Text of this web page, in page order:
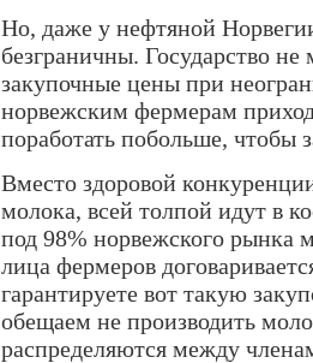
Но, даже у нефтяной
безграничны. Государство
закупочные цены при
норвежским фермерам
поработать побольше, чтобы
Вместо здоровой
молока, всей толпой идут в
под 98% норвежского рынка
лица фермеров
гарантируете вот такую
обещаем не производить
распределяются между